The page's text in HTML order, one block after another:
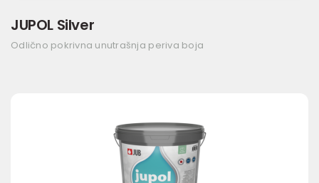
JUPOL Silver
Odlično pokrivna unutrašnja periva boja